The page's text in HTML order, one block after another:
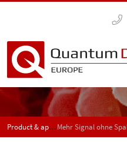
Product & application news - SPECTRUM